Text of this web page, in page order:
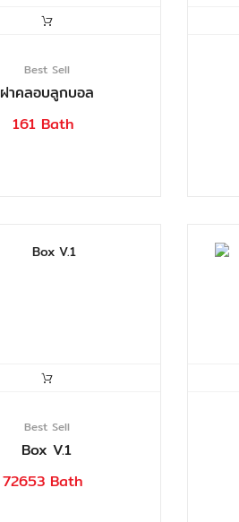
Best Sell
ฝาคลอบลูกบอล
161 Bath
Best Sell
Box V.1
72653 Bath